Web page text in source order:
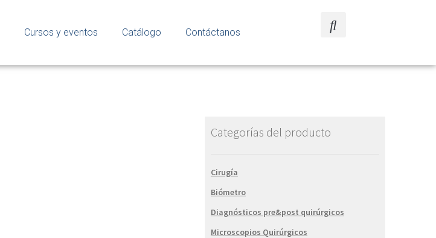
Cursos y eventos Catálogo Contáctanos
Categorías del producto
Cirugía
Biómetro
Diagnósticos pre&post quirúrgicos
Microscopios Quirúrgicos